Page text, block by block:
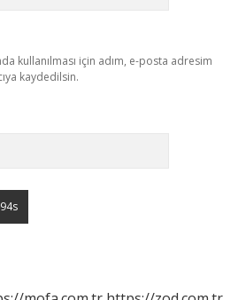
kullanılması için adım, e-posta adresim
kaydedilsin.